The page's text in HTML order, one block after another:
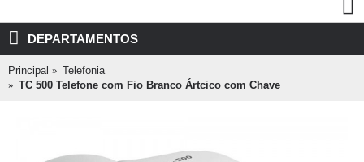
DEPARTAMENTOS
Principal
Telefonia
TC 500 Telefone com Fio Branco Ártcico com Chave